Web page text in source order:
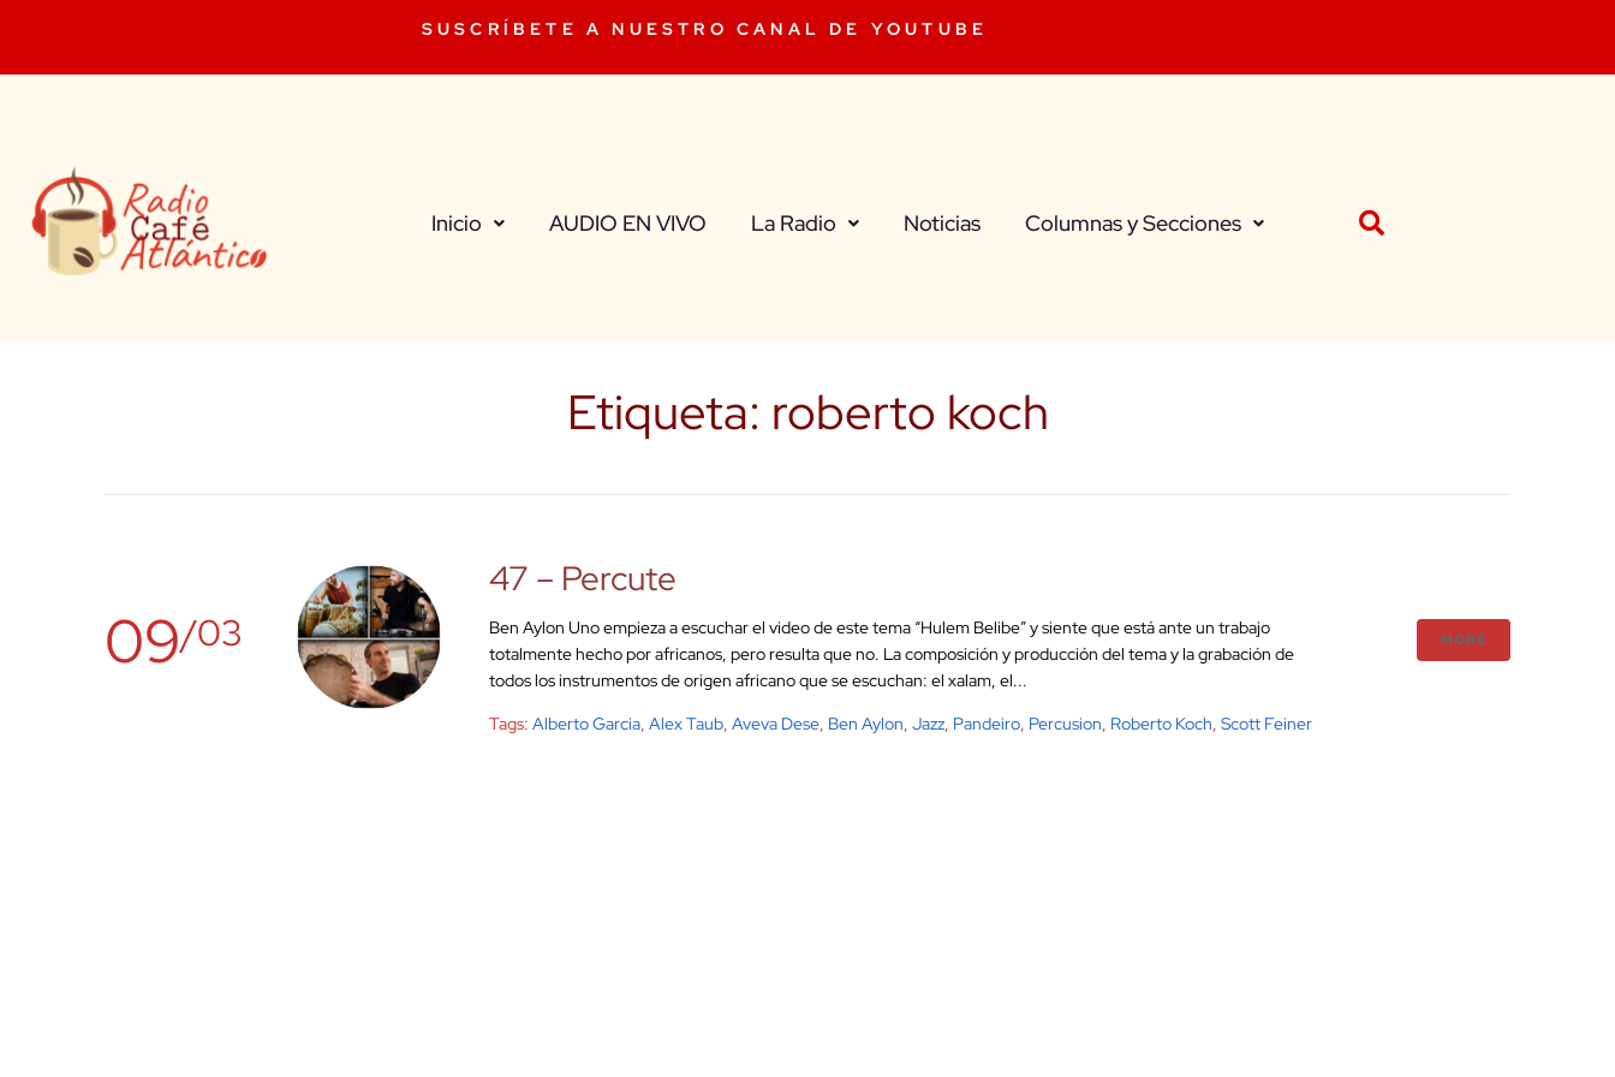
SUSCRÍBETE A NUESTRO CANAL DE YOUTUBE
Inicio AUDIO EN VIVO La Radio Noticias Columnas y Secciones
Etiqueta: roberto koch
09/03
47 – Percute
Ben Aylon Uno empieza a escuchar el video de este tema “Hulem Belibe” y siente que está ante un trabajo
totalmente hecho por africanos, pero resulta que no. La composición y producción del tema y la grabación de
todos los instrumentos de origen africano que se escuchan: el xalam, el...
Tags: Alberto Garcia, Alex Taub, Aveva Dese, Ben Aylon, Jazz, Pandeiro, Percusion, Roberto Koch, Scott Feiner
MORE